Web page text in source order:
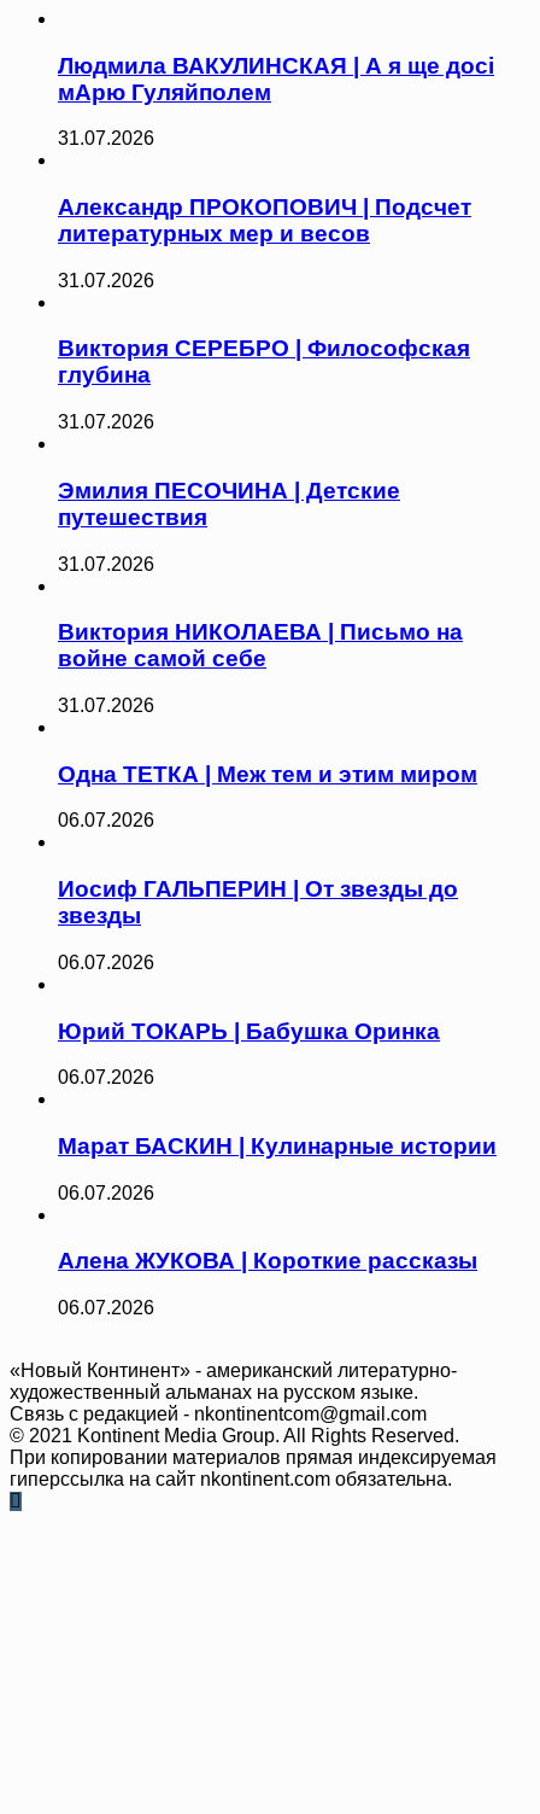
Людмила ВАКУЛИНСКАЯ | А я ще досі
мАрю Гуляйполем
31.07.2026
Александр ПРОКОПОВИЧ | Подсчет
литературных мер и весов
31.07.2026
Виктория СЕРЕБРО | Философская
глубина
31.07.2026
Эмилия ПЕСОЧИНА | Детские
путешествия
31.07.2026
Виктория НИКОЛАЕВА | Письмо на
войне самой себе
31.07.2026
Одна ТЕТКА | Меж тем и этим миром
06.07.2026
Иосиф ГАЛЬПЕРИН | От звезды до
звезды
06.07.2026
Юрий ТОКАРЬ | Бабушка Оринка
06.07.2026
Марат БАСКИН | Кулинарные истории
06.07.2026
Алена ЖУКОВА | Короткие рассказы
06.07.2026
«Новый Континент» - американский литературно-
художественный альманах на русском языке.
Связь с редакцией - nkontinentcom@gmail.com
© 2021 Kontinent Media Group. All Rights Reserved.
При копировании материалов прямая индексируемая
гиперссылка на сайт nkontinent.com обязательна.